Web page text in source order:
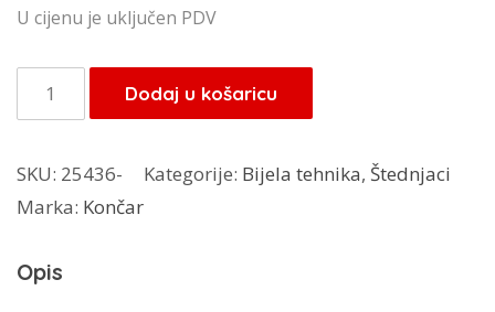
U cijenu je uključen PDV
Končar
štednjak
6022
P.BR2
Dodaj u košaricu
SKU: 25436- Kategorije: Bijela tehnika, Štednjaci
Marka: Končar
Opis